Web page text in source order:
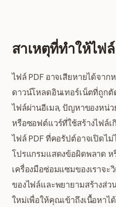
สาเหตุที่ทำให้ไฟล์
ไฟล์ PDF อาจเสียหายได้จาก
ดาวน์โหลดอินเทอร์เน็ตที่ถูก
ไฟล์ผ่านอีเมล, ปัญหาของหน่ว
หรือซอฟต์แวร์ที่ใช้สร้างไฟล์เ
ไฟล์ PDF ที่คอรัปต์อาจเปิดไ
โปรแกรมแสดงข้อผิดพลาด ห
เครื่องมือซ่อมแซมของเราจะ
ของไฟล์และพยายามสร้างส่
ใหม่เพื่อให้คุณเข้าถึงเนื้อหาไ